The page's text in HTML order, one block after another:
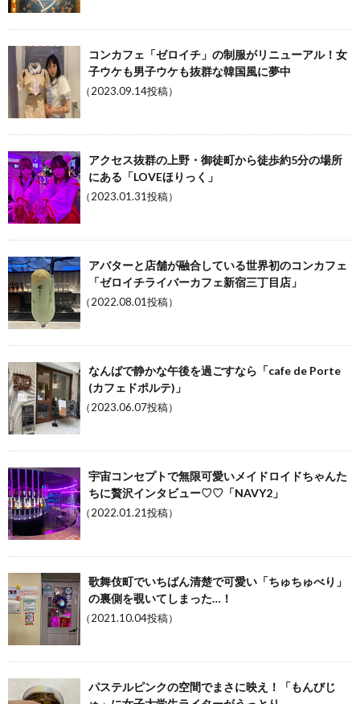
コンカフェ「ゼロイチ」の制服がリニューアル！女
子ウケも男子ウケも抜群な韓国風に夢中
（2023.09.14投稿）
アクセス抜群の上野・御徒町から徒歩約5分の場所
にある「LOVEほりっく」
（2023.01.31投稿）
アバターと店舗が融合している世界初のコンカフェ
「ゼロイチライバーカフェ新宿三丁目店」
（2022.08.01投稿）
なんばで静かな午後を過ごすなら「cafe de Porte
(カフェドポルテ)」
（2023.06.07投稿）
宇宙コンセプトで無限可愛いメイドロイドちゃんた
ちに贅沢インタビュー♡♡「NAVY2」
（2022.01.21投稿）
歌舞伎町でいちばん清楚で可愛い「ちゅちゅべり」
の裏側を覗いてしまった…！
（2021.10.04投稿）
パステルピンクの空間でまさに映え！「もんびじ